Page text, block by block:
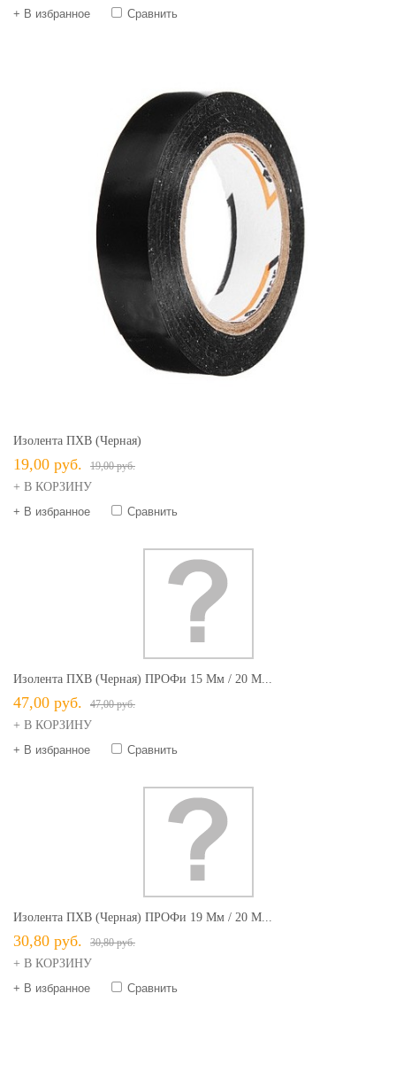
+ В избранное
Сравнить
Изолента ПХВ (черная)
19,00 руб. 19,00 руб.
+ В КОРЗИНУ
+ В избранное
Сравнить
Изолента ПХВ (черная) ПРОФи 15 Мм / 20 М...
47,00 руб. 47,00 руб.
+ В КОРЗИНУ
+ В избранное
Сравнить
Изолента ПХВ (черная) ПРОФи 19 Мм / 20 М...
30,80 руб. 30,80 руб.
+ В КОРЗИНУ
+ В избранное
Сравнить